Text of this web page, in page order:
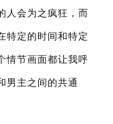
人会为之疯狂，而
特定的时间和特定
情节画面都让我呼
男主之间的共通